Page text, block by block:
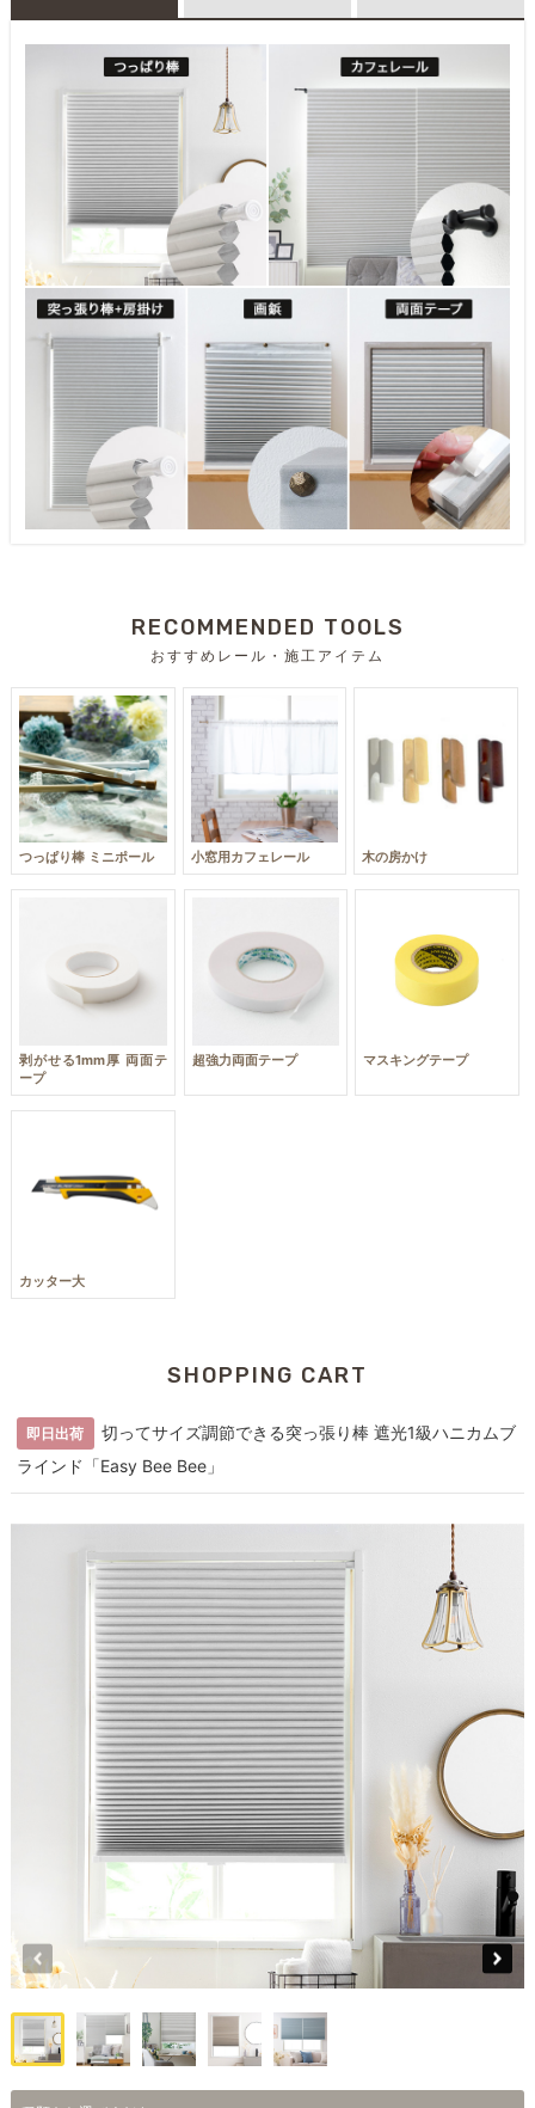
RECOMMENDED TOOLS
おすすめレール・施工アイテム
つっぱり棒 ミニポール 小窓用カフェレール 木の房かけ
剥がせる1mm厚 両面テ
ープ
超強力両面テープ マスキングテープ
カッター大
SHOPPING CART
即日出荷
切ってサイズ調節できる突っ張り棒 遮光1級ハニカムブ
ラインド「Easy Bee Bee」